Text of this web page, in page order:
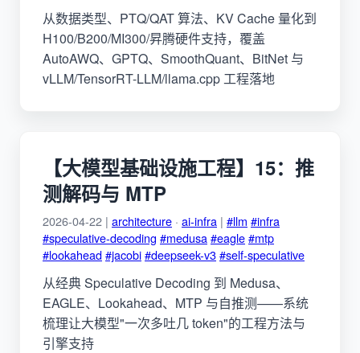
从数据类型、PTQ/QAT 算法、KV Cache 量化到
H100/B200/MI300/昇腾硬件支持，覆盖
AutoAWQ、GPTQ、SmoothQuant、BitNet 与
vLLM/TensorRT-LLM/llama.cpp 工程落地
【大模型基础设施工程】15：推
测解码与 MTP
2026-04-22 | architecture · ai-infra | #llm #infra
#speculative-decoding #medusa#eagle#mtp
#lookahead#jacobi#deepseek-v3#self-speculative
从经典 Speculative Decoding 到 Medusa、
EAGLE、Lookahead、MTP 与自推测——系统
梳理让大模型"一次多吐几 token"的工程方法与
引擎支持